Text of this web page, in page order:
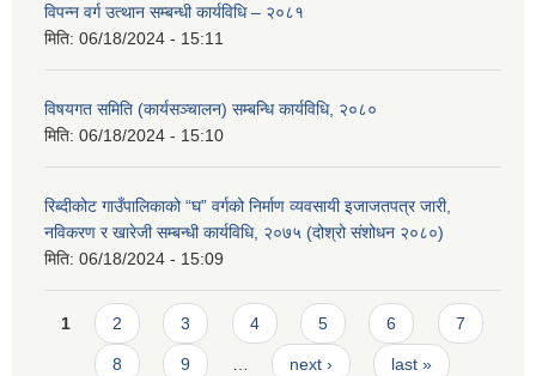
विपन्न वर्ग उत्थान सम्बन्धी कार्यविधि – २०८१
मिति: 06/18/2024 - 15:11
विषयगत समिति (कार्यसञ्चालन) सम्बन्धि कार्यविधि, २०८०
मिति: 06/18/2024 - 15:10
रिब्दीकोट गाउँपालिकाको “घ” वर्गको निर्माण व्यवसायी इजाजतपत्र जारी,
नविकरण र खारेजी सम्बन्धी कार्यविधि, २०७५ (दोश्रो संशोधन २०८०)
मिति: 06/18/2024 - 15:09
Pages
1 2 3 4 5 6 7
8 9 … next › last »